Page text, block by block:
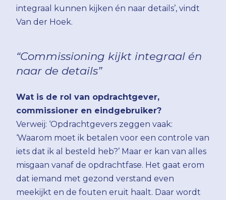
integraal kunnen kijken én naar details’, vindt
Van der Hoek.
“Commissioning kijkt integraal én
naar de details”
Wat is de rol van opdrachtgever,
commissioner en eindgebruiker?
Verweij: ‘Opdrachtgevers zeggen vaak:
‘Waarom moet ik betalen voor een controle van
iets dat ik al besteld heb?’ Maar er kan van alles
misgaan vanaf de opdrachtfase. Het gaat erom
dat iemand met gezond verstand even
meekijkt en de fouten eruit haalt. Daar wordt